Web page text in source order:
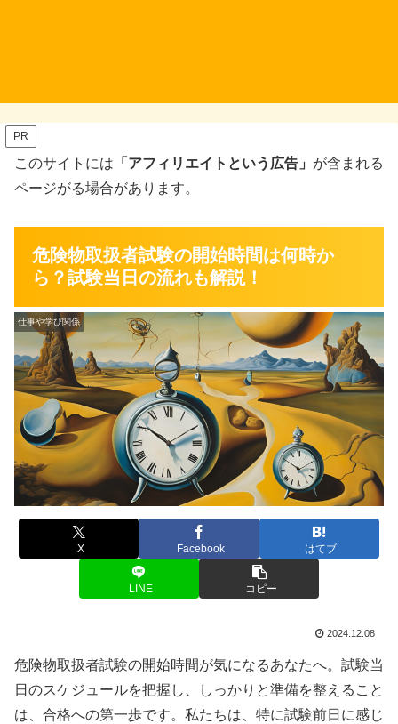
PR
このサイトには 「アフィリエイトという広告」 が含まれる
ページがる場合があります。
危険物取扱者試験の開始時間は何時か
ら？試験当日の流れも解説！
仕事や学び関係
X Facebook はてブ
LINE コピー
2024.12.08
危険物取扱者試験の開始時間が気になるあなたへ。試験当
日のスケジュールを把握し、しっかりと準備を整えること
は、合格への第一歩です。私たちは、特に試験前日に感じ